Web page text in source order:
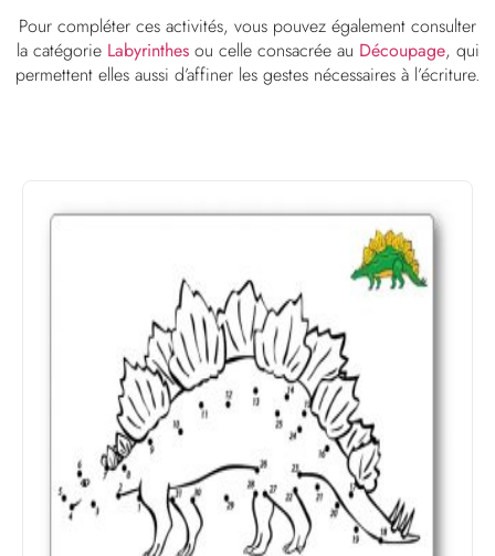
Pour compléter ces activités, vous pouvez également consulter
la catégorie Labyrinthesou celle consacrée au Découpage, qui
permettent elles aussi d’affiner les gestes nécessaires à l’écriture.